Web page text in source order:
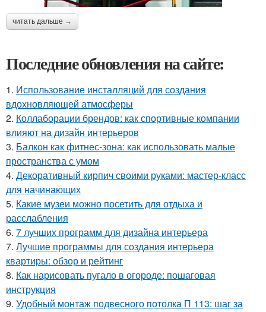
читать дальше →
Последние обновления на сайте:
1. Использование инсталляций для создания
вдохновляющей атмосферы
2. Коллаборации брендов: как спортивные компании
влияют на дизайн интерьеров
3. Балкон как фитнес-зона: как использовать малые
пространства с умом
4. Декоративный кирпич своими руками: мастер-класс
для начинающих
5. Какие музеи можно посетить для отдыха и
расслабления
6. 7 лучших программ для дизайна интерьера
7. Лучшие программы для создания интерьера
квартиры: обзор и рейтинг
8. Как нарисовать пугало в огороде: пошаговая
инструкция
9. Удобный монтаж подвесного потолка П 113: шаг за